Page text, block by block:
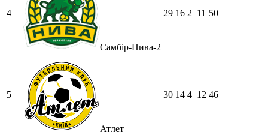
4
Самбір-Нива-2
29 16 2 11 50
5
Атлет
30 14 4 12 46